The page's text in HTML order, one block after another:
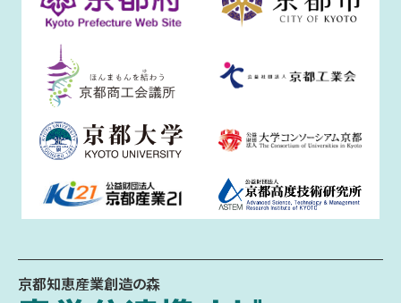
京都知恵産業創造の森